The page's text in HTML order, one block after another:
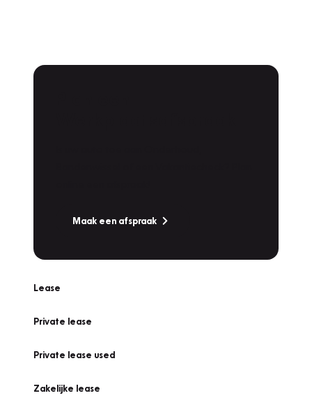
Maak een afspraak
Lease
Private lease
Private lease used
Zakelijke lease